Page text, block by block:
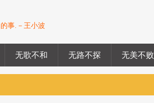
事.－王小波
无歌不和 无路不探 无美不败